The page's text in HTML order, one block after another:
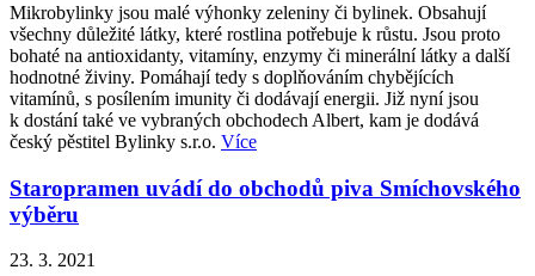
Mikrobylinky jsou malé výhonky zeleniny či bylinek. Obsahují
všechny důležité látky, které rostlina potřebuje k růstu. Jsou proto
bohaté na antioxidanty, vitamíny, enzymy či minerální látky a další
hodnotné živiny. Pomáhají tedy s doplňováním chybějících
vitamínů, s posílením imunity či dodávají energii. Již nyní jsou
k dostání také ve vybraných obchodech Albert, kam je dodává
český pěstitel Bylinky s.r.o. Více
Staropramen uvádí do obchodů piva Smíchovského
výběru
23. 3. 2021